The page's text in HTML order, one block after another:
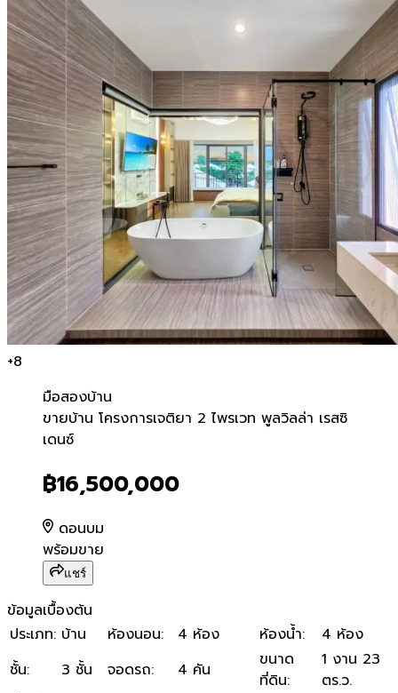
+8
มือสองบ้าน
ขายบ้าน โครงการเจติยา 2
ขายบ้าน โครงการเจติยา 2 ไพรเวท พูลวิลล่า เรสซิ
เดนซ์
฿16,500,000
ดอนบม
พร้อมขาย
แชร์
ข้อมูลเบื้องต้น
ประเภท: บ้าน ห้องนอน: 4 ห้อง ห้องน้ำ:
4 ห้อง
ชั้น: 3 ชั้น จอดรถ: 4 คัน
ขนาด
ที่ดิน:
1 งาน 23
ตร.ว.